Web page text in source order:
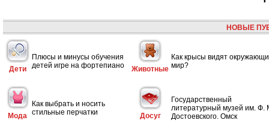
НОВЫЕ
Дети
Плюсы и минусы обучения
детей игре на фортепиано
Животные
Как крысы видят
мир?
Мода
Как выбрать и носить
стильные перчатки
Досуг
Государственный
литературный музей им. Ф.
Достоевского. Омск